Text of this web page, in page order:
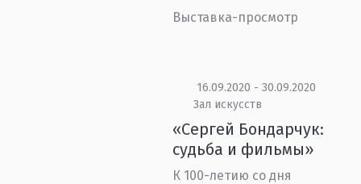
Выставка-просмотр
16.09.2020 - 30.09.2020
Зал искусств
«Сергей Бондарчук:
судьба и фильмы»
К 100-летию со дня